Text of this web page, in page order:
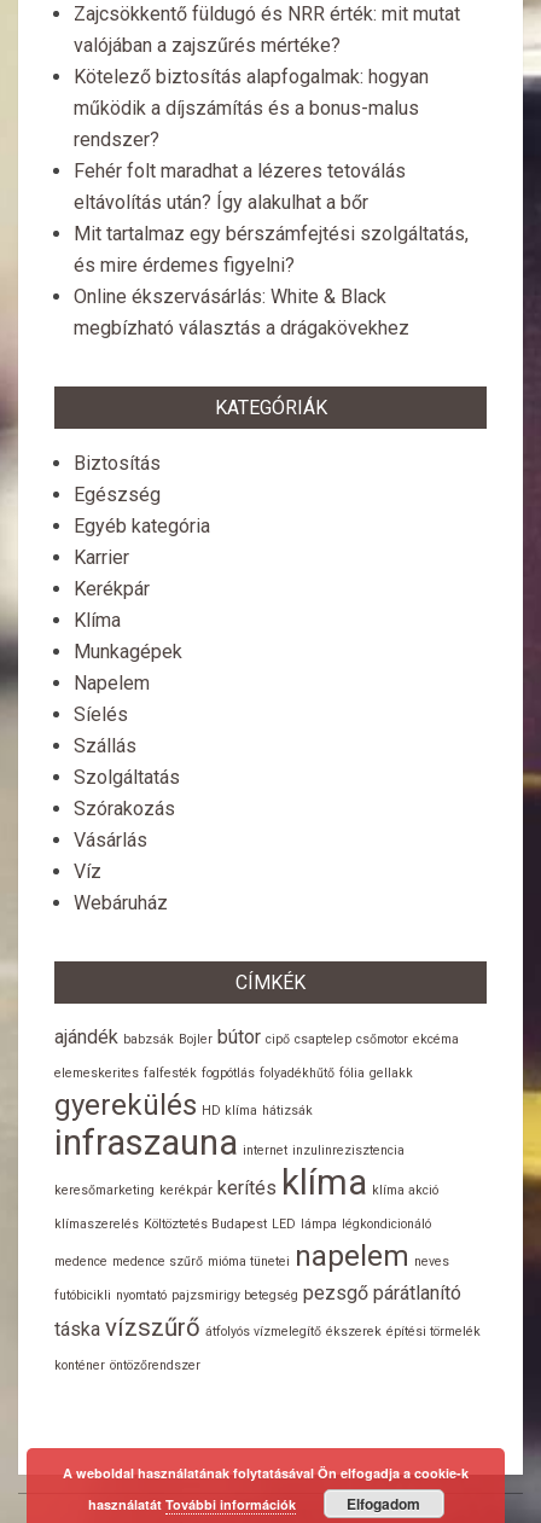
Zajcsökkentő füldugó és NRR érték: mit mutat
valójában a zajszűrés mértéke?
Kötelező biztosítás alapfogalmak: hogyan
működik a díjszámítás és a bonus-malus
rendszer?
Fehér folt maradhat a lézeres tetoválás
eltávolítás után? Így alakulhat a bőr
Mit tartalmaz egy bérszámfejtési szolgáltatás,
és mire érdemes figyelni?
Online ékszervásárlás: White & Black
megbízható választás a drágakövekhez
KATEGÓRIÁK
Biztosítás
Egészség
Egyéb kategória
Karrier
Kerékpár
Klíma
Munkagépek
Napelem
Síelés
Szállás
Szolgáltatás
Szórakozás
Vásárlás
Víz
Webáruház
CÍMKÉK
ajándék babzsák Bojler bútor cipő csaptelep csőmotor ekcéma
elemeskerites falfesték fogpótlás folyadékhűtő fólia gellakk
gyerekülés HD klíma hátizsák
infraszauna internet inzulinrezisztencia
keresőmarketing kerékpár kerítés klíma klíma akció
klímaszerelés Költöztetés Budapest LED lámpa légkondicionáló
medence medence szűrő mióma tünetei napelem neves
futóbicikli nyomtató pajzsmirigy betegség pezsgő párátlanító
táska vízszűrő átfolyós vízmelegítő ékszerek építési törmelék
konténer öntözőrendszer
A weboldal használatának folytatásával Ön elfogadja a cookie-k
használatát További információk Elfogadom